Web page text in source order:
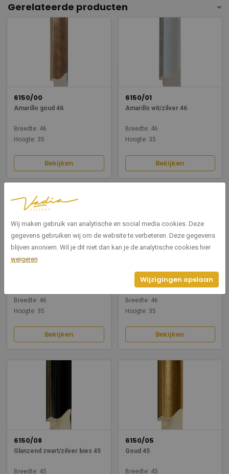
Gerelateerde producten
6150/00
Amarillo goud 46
Breedte: 46
Hoogte: 35
Bekijken
6150/01
Amarillo wit/zilver 46
Breedte: 46
Hoogte: 35
Bekijken
Breedte: 46
Hoogte: 35
Bekijken
Amarillo zwart/zilver 46
Breedte: 46
Hoogte: 35
Bekijken
6150/08
Glanzend zwart/zilver bies 45
Breedte: 45
6150/05
Goud 45
Breedte: 45
Wij maken gebruik van analytische en social media cookies. Deze
gegevens gebruiken wij om de website te verbeteren. Deze gegevens
blijven anoniem. Wil je dit niet dan kan je de analytische cookies hier
weigeren
Wijzigingen opslaan